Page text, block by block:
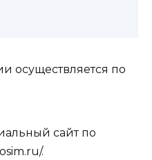
осуществляется по
сайт по
.